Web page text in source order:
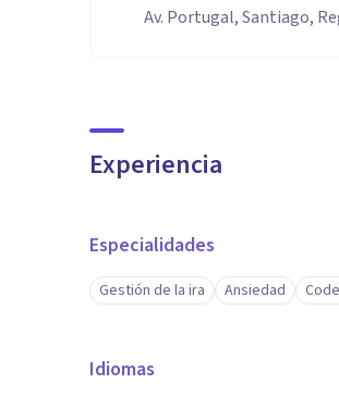
Av. Portugal, Santiago,
Experiencia
Especialidades
Gestión de la ira Ansiedad
Idiomas